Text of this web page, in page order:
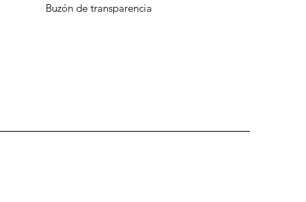
Buzón de transparencia